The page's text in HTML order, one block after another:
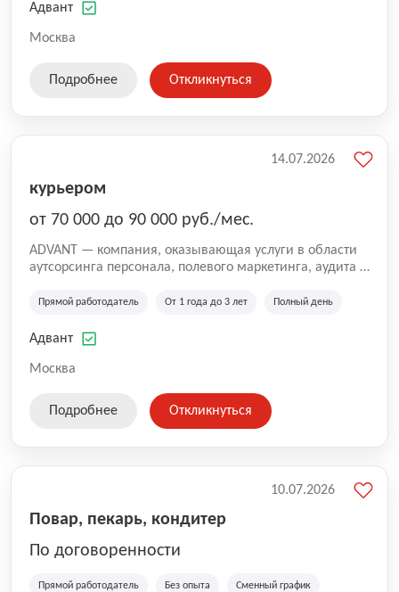
лиц и коммерческих организаций.
Адвант
Москва
Подробнее Откликнуться
курьером
от 70 000 до 90 000 руб./мес.
ADVANT — компания, оказывающая услуги в области
аутсорсинга персонала, полевого маркетинга, аудита и
региональных клиентов. Мы работаем на рынке с
Казахстана и Беларуси, сотрудничая с компаниями из
Прямой работодатель От 1 года до 3 лет Полный день
Адвант
Москва
14.07.2026
Подробнее Откликнуться
Повар, пекарь, кондитер
По договоренности
Прямой работодатель Без опыта Сменный график
10.07.2026